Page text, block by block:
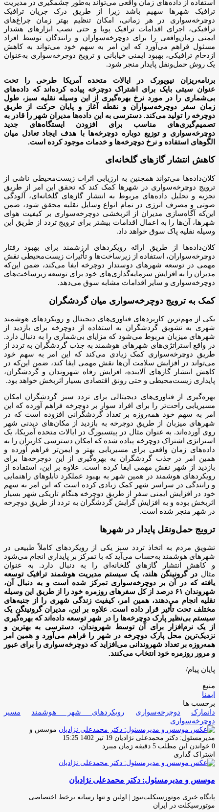
استفاده از داده‌های زمان واقعی می‌تواند به‌طور چشمگیری در مدیریت
ترافیک شهرها سهیم باشد زیرا از طریق درک جریان ترافیک
دوچرخه‌سواری در هر زمانی، امکان تنظیم بهتر زمان چراغ‌های
ترافیکی، اجرای اقدامات ترافیک پویا و حتی نصب ابزارهای هشدار
ایمنی زمان‌واقعی را برای دوچرخه‌سواران و رانندگان توسط افراد
مسئول فراهم می‌آورد که این امر به سهم خود می‌تواند به کاهش
ازدحام ترافیکی، بهبود ایمنی خیابانی و ترویج دوچرخه‌سواری به‌عنوان
یک روش حمل‌ونقل پایدار منجر شود.
برنامه‌ریزان نیویورک در ایالات متحده آمریکا طرحی را تحت
عنوان سیتی بایک برای اشتراک دوچرخه پیاده کرده‌اند که داده‌های
بی‌شماری را در مورد نرخ بهره‌گیری از این وسیله نقلیه سبز، طول
زمان سفر دوچرخه‌سواران و نقطه آغاز و پایان حرکت از طریق
دوچرخه را تولید می‌کند. دسترسی به این داده‌ها مدیران شهر را قادر به
تصمیم‌گیری‌های مناسب برای افزودن ایستگاه‌های جدید
دوچرخه‌سواری و توزیع دوباره دوچرخه‌ها با هدف ایجاد تعادل میان
الگوهای استفاده و نرخ دوچرخه‌ها و خدمات موجود کرده است.
کاهش انتشار گازهای گلخانه‌ای
کلان‌داده‌ها می‌تواند همچنین به ارزیابی اثرات زیست‌محیطی ناشی از
ترویج دوچرخه‌سواری در شهرها کمک کند که تحقق این امر از طریق
تجزیه و تحلیل داده‌های مربوط به انتشار گازهای گلخانه‌ای، آلودگی
صوتی و مصرف انرژی در تمام انواع وسایل نقلیه محقق شود، ضمن
این‌که آگاه‌سازی مدیران از اثربخشی دوچرخه‌سواری بر کیفیت هوای
شهرها، آن‌ها را به اعمال اقدامات بیشتر برای ترویج تردد از طریق این
وسیله نقلیه پاک سوق خواهد داد.
کلان‌داده‌ها از طریق ارائه رویکردهای ارزشمند برای بهبود رفتار
دوچرخه‌سواران، استفاده از زیرساخت‌ها و تأثیرات زیست‌محیطی نقش
مهمی در توسعه شهرهای دوستدار دوچرخه ایفا می‌کند، ضمن این‌که
مدیران را به افزایش سرمایه‌گذاری‌های خود برای توسعه زیرساخت‌های
دوچرخه‌سواری و سایر اقدامات مشابه سوق می‌دهد.
کمک به ترویج دوچرخه‌سواری میان گردشگران
یکی از مهم‌ترین کاربردهای فناوری‌های دیجیتال و رویکردهای هوشمند
شهری به تشویق گردشگران به استفاده از دوچرخه برای بازدید از
شهرهای میزبان مربوط می‌شود که مزایای بی‌شماری را به دنبال دارد.
در واقع استراتژی‌های شهرهای هوشمند به جذب گردشگران به تردد از
طریق دوچرخه‌سواری کمک زیادی می‌کند که این امر به سهم خود
می‌تواند در افزایش سلامت آن‌ها نقش مهمی ایفا کند، ضمن این‌که در
کاهش انتشار گازهای آلاینده، افزایش رفاه شهروندان و گردشگران،
پایداری زیست‌محیطی و حتی رونق اقتصادی بسیار اثربخش خواهد بود.
بهره‌گیری از فناوری‌های دیجیتالی برای تردد سبز گردشگران امکان
مسیریابی راحت‌تر را برای افراد سوار بر دوچرخه فراهم آورده که این
امر به سهم خود همه‌روزه بر تعداد گردشگرانی افزوده است که در
شهرهای میزبان از طریق دوچرخه به بازدید از مکان‌های دیدنی شهر
روی آورده‌اند. به عنوان مثال در پیتسبورگ در ایالات متحده آمریکا، یک
استراتژی اشتراک دوچرخه پیاده شده که امکان دسترسی کاربران را به
داده‌های زمان واقعی برای مسیریابی بهتر و ایمن‌تر فراهم آورده و
همین امر در جذب گردشگران به بهره‌گیری از این دوچرخه‌ها برای
بازدید از شهر نقش مهمی ایفا کرده است. علاوه بر این، استفاده از
رویکردهای هوشمند در همین شهر به بهبود عملکرد تابلوهای راهنمایی
و رانندگی در سراسر شهر کمک زیادی کرده است که این امر به سهم
خود در افزایش ایمنی سفر از طریق دوچرخه هنگام تاریکی شهر بسیار
اثربخش بوده و به افزایش گرایش گردشگران به تردد از طریق دوچرخه
در شهر منجر شده است.
ترویج حمل‌ونقل پایدار در شهرها
تشویق مردم به اتخاذ تردد سبز یکی از رویکردهای کاملاً طبیعی در
شهرهای هوشمند به‌حساب می‌آید که با تمرکز بر پایداری انجام می‌شود
و کاهش انتشار گازهای گلخانه‌ای را به دنبال دارد. به عنوان
مثال در گرونینگن هلند، یک سیستم مدیریت هوشمند ترافیک توسعه
یافته که در آن بر دوچرخه‌سواری تمرکز شده است و به دنبال آن،
شهروندان ۶۱ درصد از کل سفرهای روزمره خود را از طریق این وسیله
نقلیه انجام می‌دهند، همین امر، کیفیت زندگی شهری را از جنبه‌های
مختلف تحت تأثیر قرار داده است. علاوه بر این، مدیران گرونینگن یک
سیستم بی‌نظیر پارک دوچرخه‌ها را در شهر توسعه داده‌اند که بهره‌گیری
از یک نرم‌افزار برای آن توسط شهروندان، دسترسی به بهترین و
نزدیک‌ترین محل پارک دوچرخه در شهر را فراهم می‌آورد و همین امر
همه‌روزه بر تعداد شهروندانی می‌افزاید که دوچرخه‌سواری را برای عبور
و مرور روزمره خود انتخاب می‌کنند.
پایان پیام/
منبع
ایمنا
برچسب ها
دانمارک
دوچرخه‌سواری رویکردهای شهر هوشمند
مسیر
دوچرخه‌سواری
موسس و
مدیرمسئول: دکتر محمدعلی نژادیان ارسال
ایمیل
19 تیر 1402 15:25
0 خواندن این مطلب 5 دقیقه زمان میبرد
اشتراک گذاری
فیس
توئیتر
لینکدین
واتس
تلگرام
اشتراک
از
ایمیل
چاپ
موسس و مدیرمسئول: دکتر محمدعلی نژادیان
پایگاه خبری موتورسیکلت‌نیوز | اولین و تنها رسانه برخط اختصاصی
موتورسیکلت در ایران